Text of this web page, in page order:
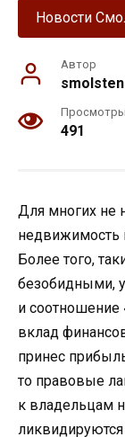
Новости
Автор
Просмотры
491
Для многих не
недвижимость
Более того,
безобидными,
и соотношение
вклад
принес
то правовые
к владельцам
ликвидируются